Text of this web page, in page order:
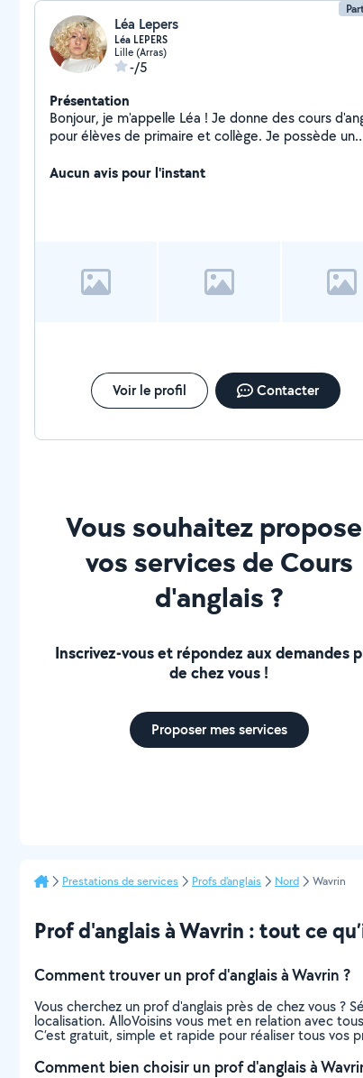
Léa Lepers
Léa LEPERS
Lille (Arras)
-/5
Présentation
Bonjour, je m'appelle Léa ! Je donne des cours d'anglais
pour élèves de primaire et collège. Je possède un
services de photographie et retouches, étant en
Aucun avis pour l'instant
Voir le profil Contacter
Vous souhaitez
vos services de Cours
d'anglais ?
Inscrivez-vous et répondez aux demandes
de chez vous !
Proposer mes services
Prestations de services Profs d'anglais Nord Wavrin
Prof d'anglais à Wavrin : tout ce
Comment trouver un prof d'anglais à Wavrin ?
Vous cherchez un prof d'anglais près de chez vous
localisation. AlloVoisins vous met en relation avec
C’est gratuit, simple et rapide pour réaliser tous vos
Comment bien choisir un prof d'anglais à